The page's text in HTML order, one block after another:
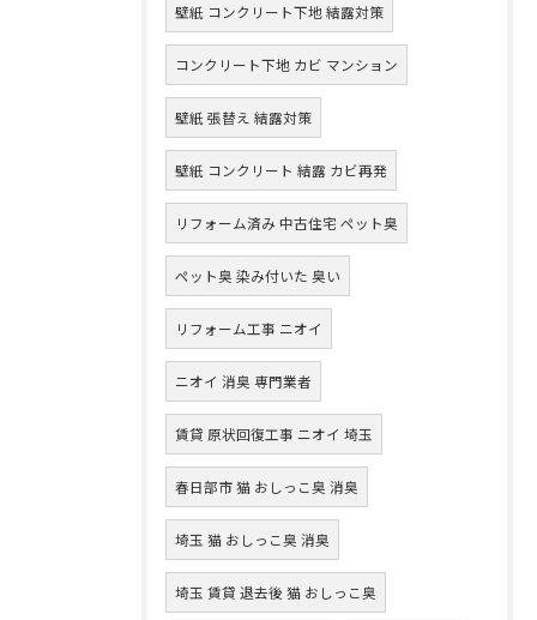
壁紙 コンクリート下地 結露対策
コンクリート下地 カビ マンション
壁紙 張替え 結露対策
壁紙 コンクリート 結露 カビ再発
リフォーム済み 中古住宅 ペット臭
ペット臭 染み付いた 臭い
リフォーム工事 ニオイ
ニオイ 消臭 専門業者
賃貸 原状回復工事 ニオイ 埼玉
春日部市 猫 おしっこ臭 消臭
埼玉 猫 おしっこ臭 消臭
埼玉 賃貸 退去後 猫 おしっこ臭